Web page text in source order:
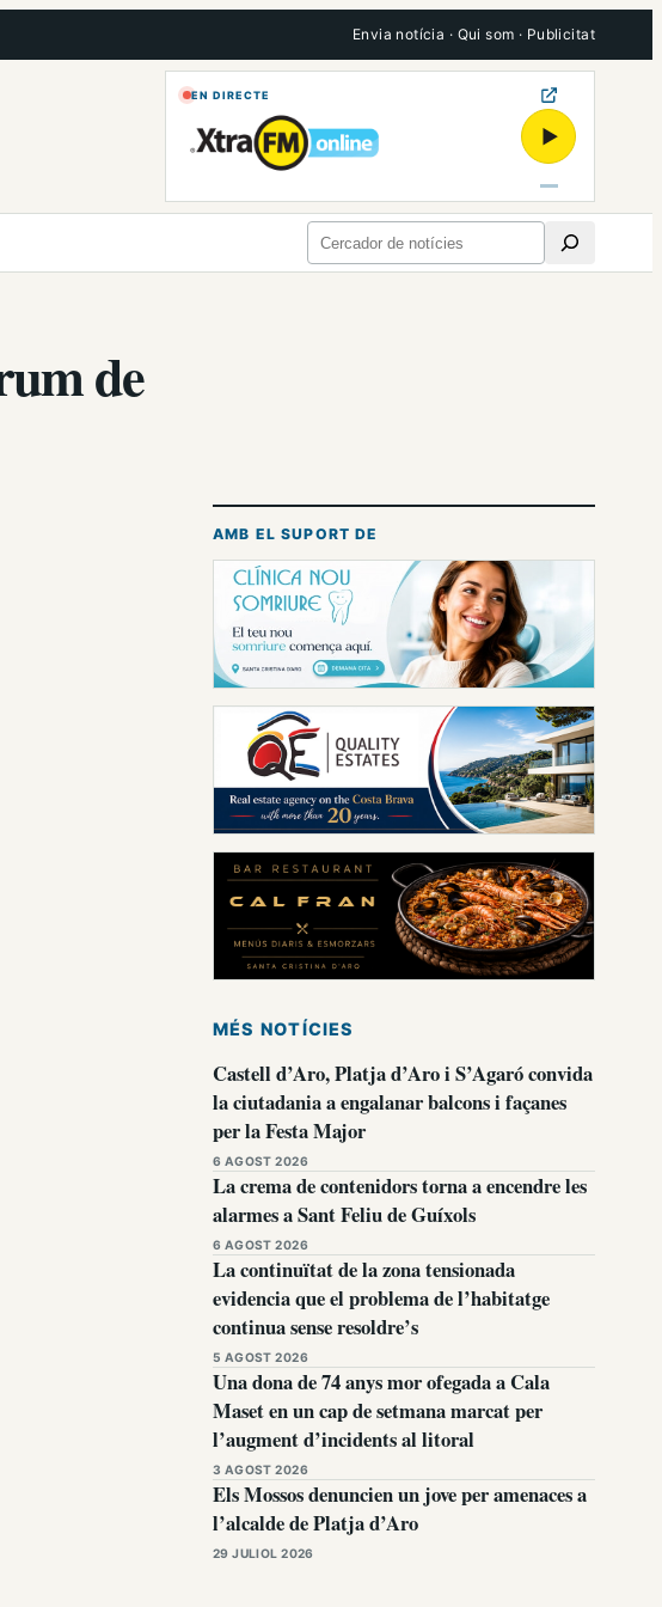
Envia notícia · Qui som · Publicitat
EN DIRECTE
▶
Cerca
de
AMB EL SUPORT DE
MÉS NOTÍCIES
Castell d’Aro, Platja d’Aro i S’Agaró convida
la ciutadania a engalanar balcons i façanes
per la Festa Major
6 AGOST 2026
La crema de contenidors torna a encendre les
alarmes a Sant Feliu de Guíxols
6 AGOST 2026
La continuïtat de la zona tensionada
evidencia que el problema de l’habitatge
continua sense resoldre’s
5 AGOST 2026
Una dona de 74 anys mor ofegada a Cala
Maset en un cap de setmana marcat per
l’augment d’incidents al litoral
3 AGOST 2026
Els Mossos denuncien un jove per amenaces a
l’alcalde de Platja d’Aro
29 JULIOL 2026